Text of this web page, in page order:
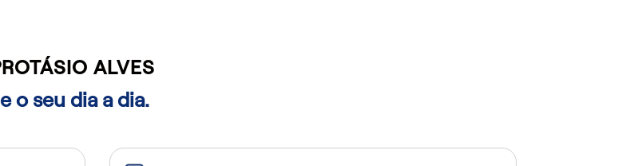
ALVES
o seu dia a dia.